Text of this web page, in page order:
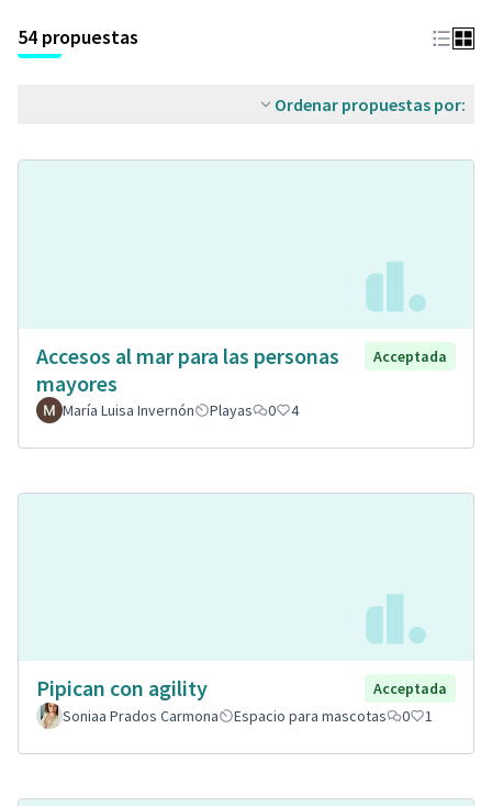
54 propuestas
Ordenar propuestas por:
Accesos al mar para las personas
mayores
Acceptada
María Luisa Invernón Playas 0 4
Pipican con agility
Acceptada
Soniaa Prados Carmona
Espacio para mascotas 0 1